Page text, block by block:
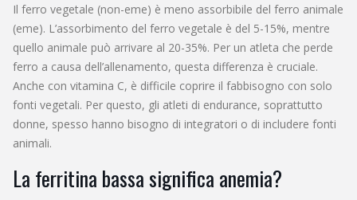
Il ferro vegetale (non-eme) è meno assorbibile del ferro animale
(eme). L’assorbimento del ferro vegetale è del 5-15%, mentre
quello animale può arrivare al 20-35%. Per un atleta che perde
ferro a causa dell’allenamento, questa differenza è cruciale.
Anche con vitamina C, è difficile coprire il fabbisogno con solo
fonti vegetali. Per questo, gli atleti di endurance, soprattutto
donne, spesso hanno bisogno di integratori o di includere fonti
animali.
La ferritina bassa significa anemia?